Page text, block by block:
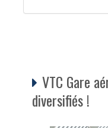
VTC Gare
diversifiés !